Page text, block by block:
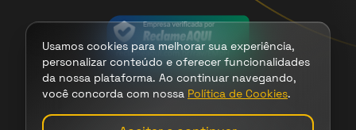
Usamos cookies para melhorar sua experiência,
personalizar conteúdo e oferecer funcionalidades
da nossa plataforma. Ao continuar navegando,
você concorda com nossa Política de Cookies.